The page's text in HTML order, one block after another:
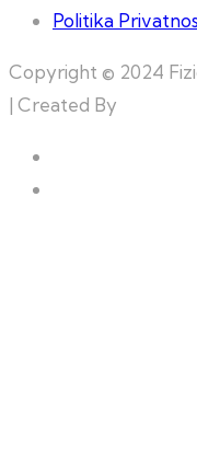
Politika
Copyright © 2024
| Created By